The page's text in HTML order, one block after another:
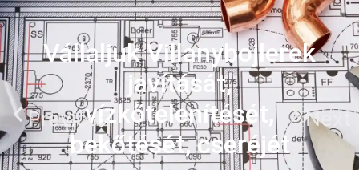
Vállaljuk Villanybojlerek
javítását,
vízkőtelenítését,
bekőtését, cseréjét
Previous Next